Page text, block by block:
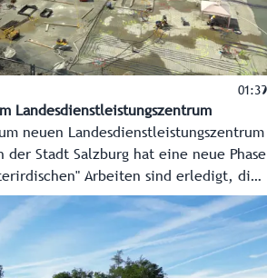
01:39
Landesdienstleistungszentrum
neuen Landesdienstleistungszentrum
der Stadt Salzburg hat eine neue Phase
Arbeiten sind erledigt, die
betoniert, und die neue, moderne
in die Höhe wachsen. Das neue
soll im Herbst 2026 fertig
einladendes Bürgerservice sowie rund